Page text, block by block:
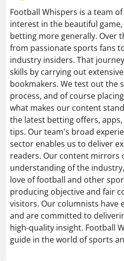
Football Whispers is a team
interest in the beautiful
betting more generally. Over
from passionate sports fans
industry insiders. That
skills by carrying out
bookmakers. We test out the
process, and of course
what makes our content
the latest betting offers,
tips. Our team's broad
sector enables us to deliver
readers. Our content mirrors
understanding of the
love of football and other
producing objective and fair
visitors. Our columnists have
and are committed to
high-quality insight. Football
guide in the world of sports